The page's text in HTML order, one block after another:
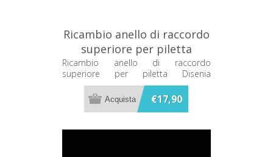
Ricambio anello di raccordo
superiore per piletta
Disenia RCPLRACO3
Ricambio anello di raccordo
superiore per piletta Disenia
RCPLRACO3
€17,90